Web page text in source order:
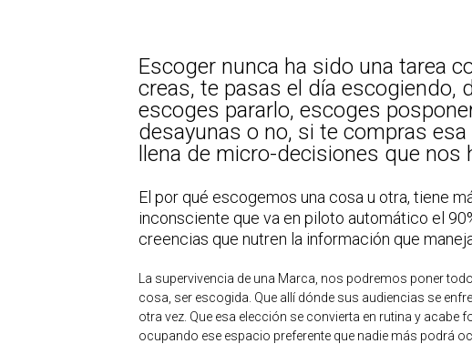
Escoger nunca ha sido una tarea
creas, te pasas el día escogiendo,
escoges pararlo, escoges
desayunas o no, si te compras
llena de micro-decisiones que nos
El por qué escogemos una cosa u otra, tiene
inconsciente que va en piloto automático el
creencias que nutren la información que
La supervivencia de una Marca, nos podremos poner
cosa, ser escogida. Que allí dónde sus audiencias se
otra vez. Que esa elección se convierta en rutina y
ocupando ese espacio preferente que nadie más podrá